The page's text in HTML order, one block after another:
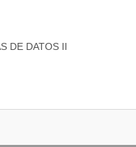
DE DATOS II
DE